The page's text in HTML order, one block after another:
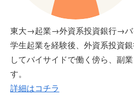
東大→起業→外資系投資銀行→バ
学生起業を経験後、外資系投資
してバイサイドで働く傍ら、副
す。
詳細はコチラ